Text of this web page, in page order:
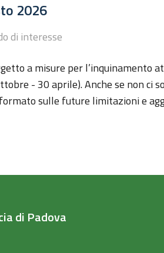
2026
di interesse
a misure per l’inquinamento
- 30 aprile). Anche se non ci
sulle future limitazioni e
di Padova